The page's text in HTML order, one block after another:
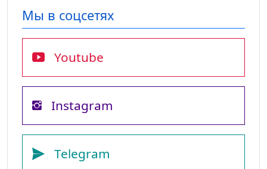
Мы в соцсетях
Youtube
Instagram
Telegram